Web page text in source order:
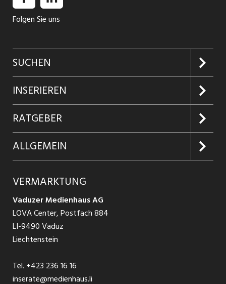
Folgen Sie uns
SUCHEN
Jobs suchen
Jobabo
Firmen entdecken
Jobs in Graubünden
Jobs in St. Gallen
Jobs in Glarus
Jobs in der Südostschweiz
Temporär Jobs
INSERIEREN
Kundenlogin
Inserieren
Produkte
Schnittstelle
RATGEBER
Glossar
Ratgeber Bewerbung / Rekrutierung
ALLGEMEIN
AGB
Datenschutzbestimmungen
Nutzungsbedingungen
Impressum
VERMARKTUNG
Vaduzer Medienhaus AG
LOVA Center, Postfach 884
LI-9490 Vaduz
Liechtenstein
Tel. +423 236 16 16
inserate@medienhaus.li